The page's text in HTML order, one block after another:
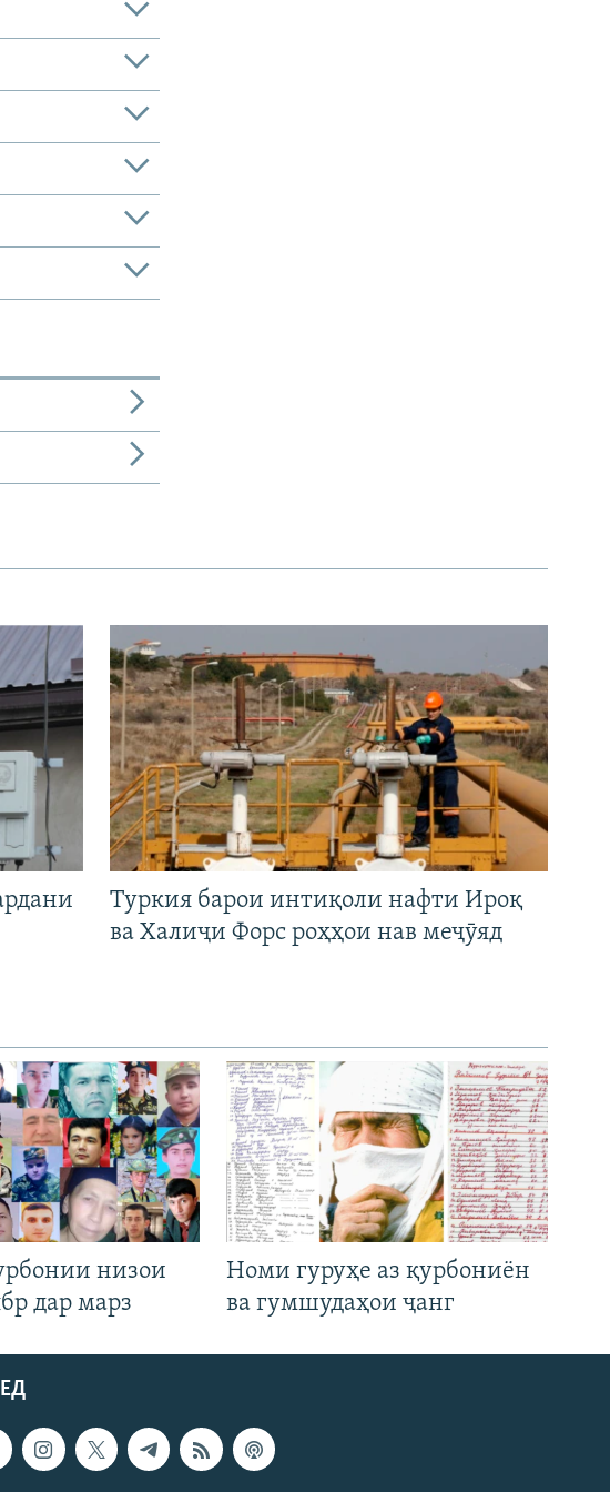
Туркия барои интиқоли нафти Ироқ
ва Халиҷи Форс роҳҳои нав меҷӯяд
низои
дар марз
Номи гуруҳе аз қурбониён
ва гумшудаҳои ҷанг